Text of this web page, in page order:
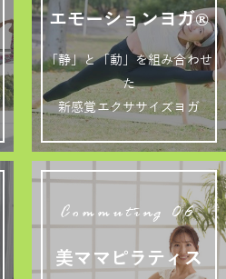
エモーションヨガ®
「静」と「動」を組み合わせ
た
新感覚エクササイズヨガ
Commuting 06
美ママピラティス